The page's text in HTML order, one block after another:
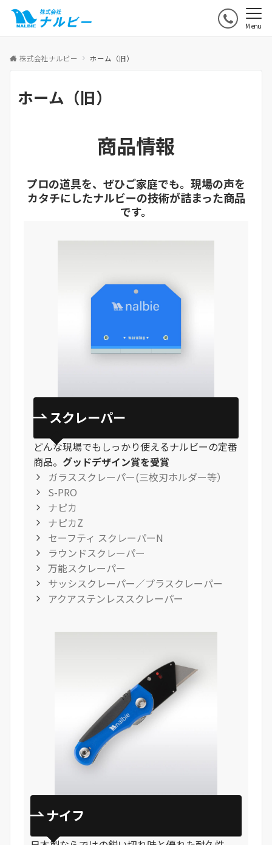
Menu
株式会社ナルビー ホーム（旧）
ホーム（旧）
商品情報
プロの道具を、ぜひご家庭でも。現場の声を
カタチにしたナルビーの技術が詰まった商品
です。
スクレーパー
どんな現場でもしっかり使えるナルビーの定番
商品。 グッドデザイン賞を受賞
ガラススクレーパー(三枚刃ホルダー等）
S-PRO
ナピカ
ナピカZ
セーフティ スクレーパーN
ラウンドスクレーパー
万能スクレーパー
サッシスクレーパー／プラスクレーパー
アクアステンレススクレーパー
ナイフ